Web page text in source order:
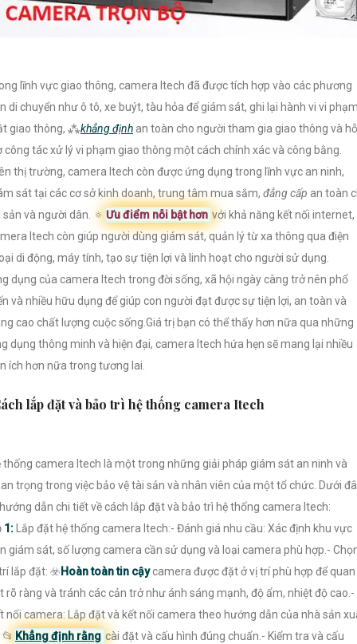
lĩnh vực giao thông, camera Itech đã được tích hợp vào các phương
di chuyển như ô tô, xe buýt, tàu hỏa để giám sát, ghi lại hành vi vi
giao thông, ⁂khẳng định an toàn cho người tham gia giao thông và hỗ
công tác xử lý vi phạm giao thông một cách chính xác và công bằng.
thị trường, camera Itech còn được ứng dụng trong lĩnh vực an ninh,
sát tại các cơ sở kinh doanh, trung tâm mua sắm, đẳng cấp an toàn
sản và người dân. 🔅 Ưu điểm nỗi bật hơn với khả năng kết nối internet,
Itech còn giúp người dùng giám sát, quản lý từ xa thông qua điện
di động, máy tính, tạo sự tiện lợi và linh hoạt cho người sử dụng.
dụng của camera Itech trong đời sống, xã hội ngày càng trở nên phổ
và nhiều hữu dụng để giúp con người đạt được sự tiện lợi, an toàn và
cao chất lượng cuộc sống.Giá trị bạn có thể thấy hơn nữa qua những
dụng thông minh và hiện đại, camera Itech hứa hẹn sẽ mang lại nhiều
ích hơn nữa trong tương lai.
lắp đặt và bảo trì hệ thống camera Itech
thống camera Itech là một trong những giải pháp giám sát an ninh và
trọng trong việc bảo vệ tài sản và nhân viên của một tổ chức. Dưới
dẫn chi tiết về cách lắp đặt và bảo trì hệ thống camera Itech:
1: Lắp đặt hệ thống camera Itech:- Đánh giá nhu cầu: Xác định khu vực
giám sát, số lượng camera cần sử dụng và loại camera phù hợp.-
lắp đặt: ☣️ Hoàn toàn tin cậycamera được đặt ở vị trí phù hợp để quan
rõ ràng và tránh các cản trở như ánh sáng mạnh, độ ẩm, nhiệt độ cao.-
nối camera: Lắp đặt và kết nối camera theo hướng dẫn của nhà sản
Khẳng định rằng cài đặt và cấu hình đúng chuẩn.- Kiểm tra và cấu